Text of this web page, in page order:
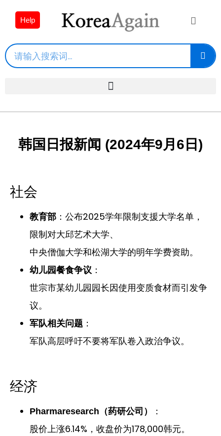
Help
韩国日报新闻 (2024年9月6日)
社会
教育部 ：公布2025学年限制支援大学名单，
限制对大邱艺术大学、
中央僧伽大学和松湖大学的明年学费资助。
幼儿园餐食争议：
世宗市某幼儿园园长因使用变质食材而引发争
议。
军队相关问题 ：
军队高层呼吁不要将军队卷入政治争议。
经济
Pharmaresearch（药研公司）
：
股价上涨6.14%，收盘价为178,000韩元。